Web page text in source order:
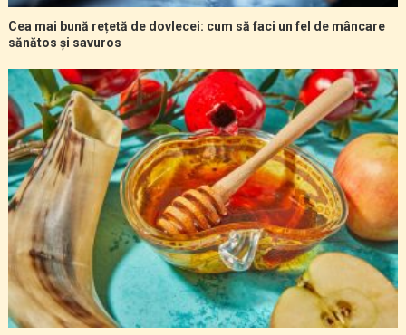
Cea mai bună rețetă de dovlecei: cum să faci un fel de mâncare
sănătos și savuros